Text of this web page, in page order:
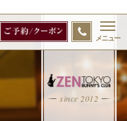
メニュー
since 2012